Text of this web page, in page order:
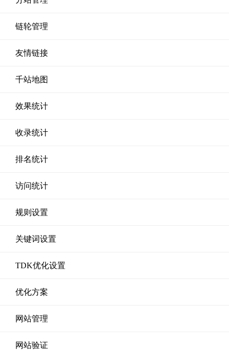
链轮管理
友情链接
千站地图
效果统计
收录统计
排名统计
访问统计
规则设置
关键词设置
TDK优化设置
优化方案
网站管理
网站验证